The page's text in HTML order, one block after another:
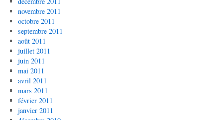
novembre 2011
octobre 2011
septembre 2011
août 2011
juillet 2011
juin 2011
mai 2011
avril 2011
mars 2011
février 2011
janvier 2011